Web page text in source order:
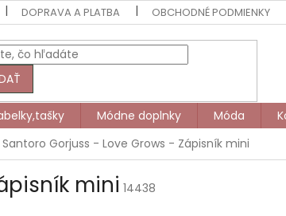
DOPRAVA A PLATBA OBCHODNÉ PODMIENKY
Módne doplnky Móda
Santoro Gorjuss - Love Grows - Zápisník mini
mini 14438